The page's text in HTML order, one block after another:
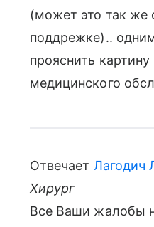
(может это так же
поддрежке)..
прояснить
медицинского
Отвечает Лагодич
Хирург
Все Ваши жалобы